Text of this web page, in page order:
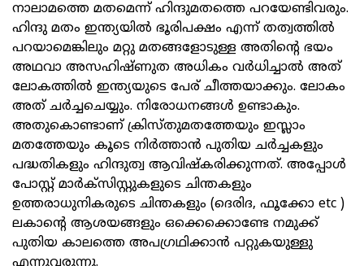
നാലാമത്തെ മതമെന്ന് ഹിന്ദുമതത്തെ പറയേണ്ടിവരും.
ഹിന്ദു മതം ഇന്ത്യയില്‍ ഭൂരിപക്ഷം എന്ന് തത്വത്തില്‍
പറയാമെങ്കിലും മറ്റു മതങ്ങളോടുള്ള അതിന്റെ ഭയം
അഥവാ അസഹിഷ്ണുത അധികം വര്‍ധിച്ചാല്‍ അത്
ലോകത്തില്‍ ഇന്ത്യയുടെ പേര് ചീത്തയാക്കും. ലോകം
അത് ചര്‍ച്ചചെയ്യും. നിരോധനങ്ങള്‍ ഉണ്ടാകും.
അതുകൊണ്ടാണ് ക്രിസ്തുമതത്തേയും ഇസ്ലാം
മതത്തേയും കൂടെ നിര്‍ത്താന്‍ പുതിയ ചര്‍ച്ചകളും
പദ്ധതികളും ഹിന്ദുത്വ ആവിഷ്‌കരിക്കുന്നത്. അപ്പോള്‍
പോസ്റ്റ് മാര്‍ക്‌സിസ്റ്റുകളുടെ ചിന്തകളും
ഉത്തരാധുനികരുടെ ചിന്തകളും (ദെരിദ, ഫൂക്കോ etc )
ലകാന്റെ ആശയങ്ങളും ഒക്കെക്കൊണ്ടേ നമുക്ക്
പുതിയ കാലത്തെ അപഗ്രഥിക്കാന്‍ പറ്റുകയുള്ളു
എന്നുവരുന്നു.